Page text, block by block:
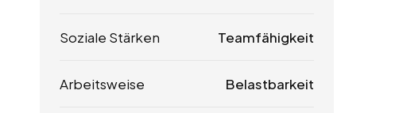
Soziale Stärken Teamfähigkeit
Arbeitsweise Belastbarkeit